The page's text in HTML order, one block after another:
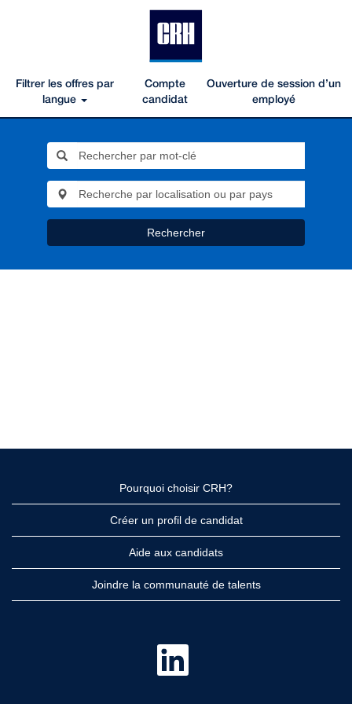
Filtrer les offres par
langue
Compte
candidat
Ouverture de session d’un
employé
Rechercher
Pourquoi choisir CRH?
Créer un profil de candidat
Aide aux candidats
Joindre la communauté de talents
S
u